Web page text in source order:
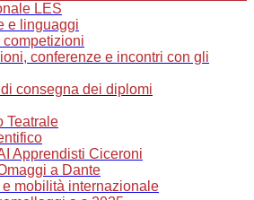
LES
e linguaggi
conferenze e incontri con gli
consegna dei diplomi
Teatrale
Apprendisti Ciceroni
a Dante
e mobilità internazionale